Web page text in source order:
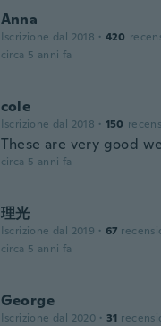
Anna
Iscrizione dal 2018 · 420
circa 5 anni fa
cole
Iscrizione dal 2018 · 150
These are very good
circa 5 anni fa
理光
Iscrizione dal 2019 · 67
circa 5 anni fa
George
Iscrizione dal 2020 · 31